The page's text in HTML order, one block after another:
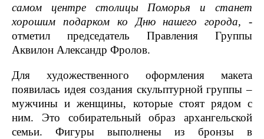
самом центре столицы Поморья и станет
хорошим подарком ко Дню нашего города, -
отметил председатель Правления Группы
Аквилон Александр Фролов.
Для художественного оформления макета
появилась идея создания скульптурной группы –
мужчины и женщины, которые стоят рядом с
ним. Это собирательный образ архангельской
семьи. Фигуры выполнены из бронзы в